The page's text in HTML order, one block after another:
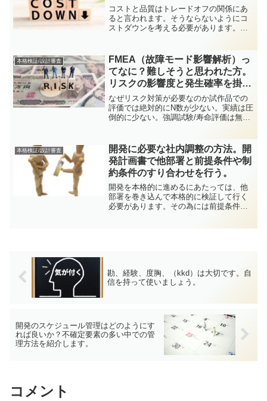
コストと品質はトレードオフの関係にあ
ると言われます。そうならないようにコ
ストダウンを考える必要があります。そ
Engineering、価値工学）といった考え...
本格検証/設計審査
FMEA（故障モード影響解析）っ
てなに？難しそうと思われた方。
リスクの影響度と発生確率を掛け
合わせる通常のリスク評価と同じ
です。
なぜリスク対策が必要なのか試作品での
評価では絶対的にN数が少ない。実績は圧
倒的に少ない。強調試験/寿命評価は無論
に品質的に安定しているのかは1年近く
Watchする必要が...
本格検証/設計審査
開発に必要な社内調整の方法。開
発計画書で他部署と前提条件や制
約条件のすり合わせを行う。
開発を本格的に進めるにあたっては、他
部署を巻き込んで本格的に検証して行く
必要があります。その為には前提条件、
勘、経験、度胸、（kkd）は大切です。自
信を持って使いましょう。
開発のスケジュール管理はどのようにす
れば良いか？不確定要素の多い中での管
理方法を紹介します。
コメント